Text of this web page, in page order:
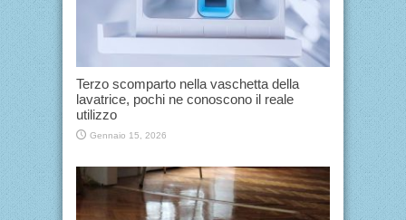
Terzo scomparto nella vaschetta della
lavatrice, pochi ne conoscono il reale
utilizzo
Gennaio 15, 2026